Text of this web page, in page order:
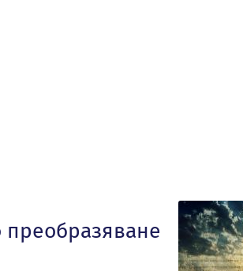
преобразяване